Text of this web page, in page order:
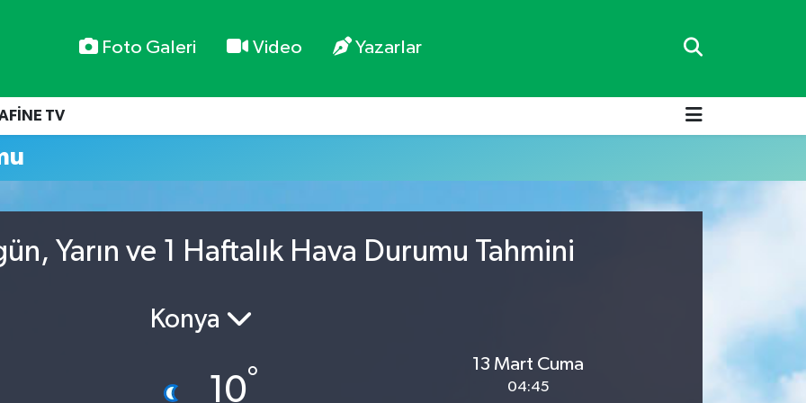
Foto Galeri Video Yazarlar
TV
Yarın ve 1 Haftalık Hava Durumu Tahmini
Konya
10°
13 Mart Cuma
04:45